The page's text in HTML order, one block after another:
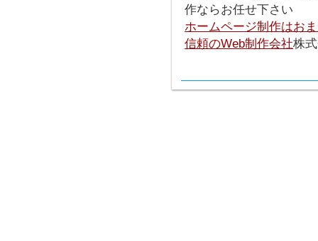
作ならお任せ下さい
ホームページ制作はお
信頼のWeb制作会社株